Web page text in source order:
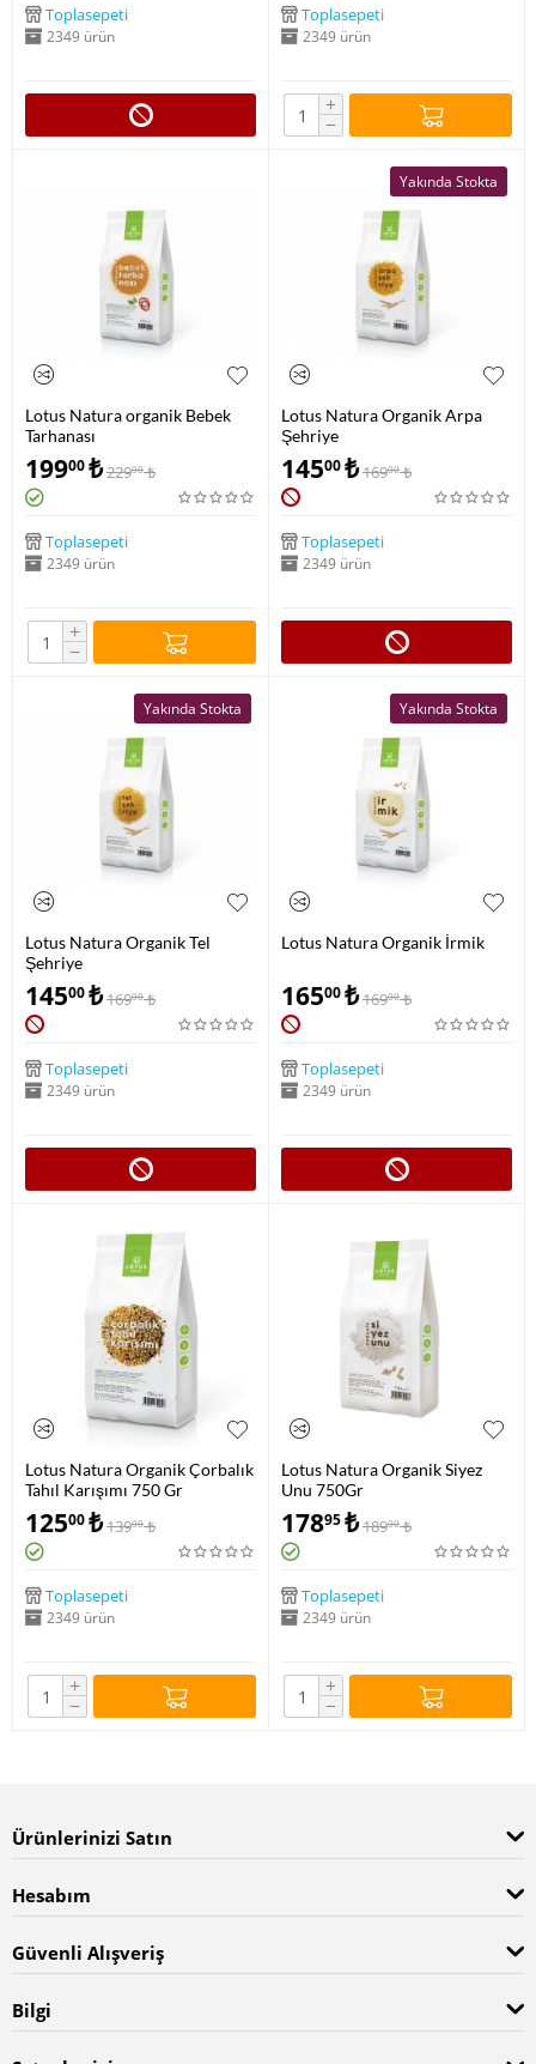
Toplasepeti
2349 ürün
Toplasepeti
2349 ürün
+
−
Lotus Natura organik Bebek
Tarhanası
19900₺22900 ₺
Toplasepeti
2349 ürün
+
−
Yakında Stokta
Lotus Natura Organik Arpa
Şehriye
14500₺16900 ₺
Toplasepeti
2349 ürün
Yakında Stokta
Lotus Natura Organik Tel
Şehriye
14500₺16900 ₺
Toplasepeti
2349 ürün
Yakında Stokta
Lotus Natura Organik İrmik
16500₺16900 ₺
Toplasepeti
2349 ürün
Lotus Natura Organik Çorbalık
Tahıl Karışımı 750 Gr
12500₺13900 ₺
Toplasepeti
2349 ürün
+
−
Lotus Natura Organik Siyez
Unu 750Gr
17895₺18900 ₺
Toplasepeti
2349 ürün
+
−
Ürünlerinizi Satın
Hesabım
Güvenli Alışveriş
Bilgi